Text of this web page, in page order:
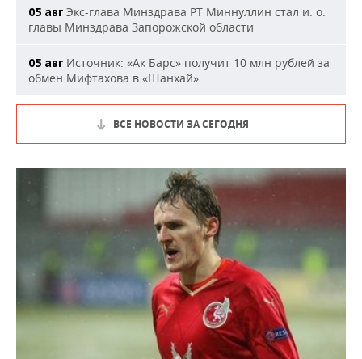
05 авг Экс-глава Минздрава РТ Миннуллин стал и. о.
главы Минздрава Запорожской области
05 авг Источник: «Ак Барс» получит 10 млн рублей за
обмен Мифтахова в «Шанхай»
ВСЕ НОВОСТИ ЗА СЕГОДНЯ